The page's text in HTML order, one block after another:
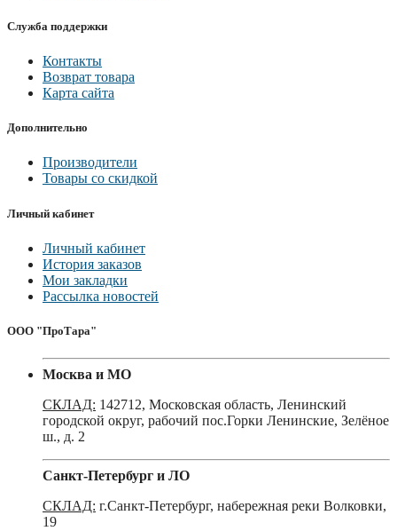
Служба поддержки
Контакты
Возврат товара
Карта сайта
Дополнительно
Производители
Товары со скидкой
Личный кабинет
Личный кабинет
История заказов
Мои закладки
Рассылка новостей
ООО "ПроТара"
Москва и МО
СКЛАД: 142712, Московская область, Ленинский
городской округ, рабочий пос.Горки Ленинские, Зелёное
ш., д. 2
Санкт-Петербург и ЛО
СКЛАД: г.Санкт-Петербург, набережная реки Волковки,
19